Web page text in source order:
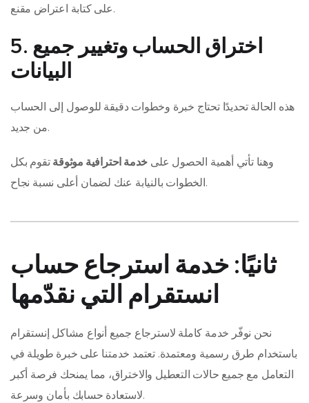
على كتابة اعتراض مقنع.
5. اختراق الحساب وتغيير جميع
البيانات
هذه الحالة تحديدًا تحتاج خبرة وخطوات دقيقة للوصول إلى الحساب
من جديد.
وهنا تأتي أهمية الحصول على خدمة احترافية موثوقةتقوم بكل
الخطوات بالنيابة عنك لضمان أعلى نسبة نجاح.
ثانيًا: خدمة استرجاع حساب
انستقرام التي نقدّمها
نحن نوفّر خدمة كاملة لاسترجاع جميع أنواع مشاكل إنستقرام
باستخدام طرق رسمية ومعتمدة. تعتمد خدمتنا على خبرة طويلة في
التعامل مع جميع حالات التعطيل والاختراق، مما يمنحك فرصة أكبر
لاستعادة حسابك بأمان وسرعة.